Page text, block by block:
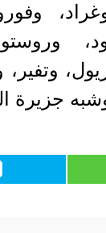
وتفير،
جزيرة